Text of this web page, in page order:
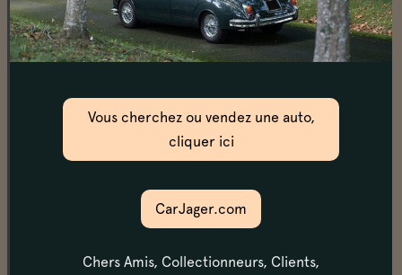
moteur, passages de roues et planchers sont en
parfait état, sans aucune corrosion visible. On
remarque que cette voiture n'est absolument pas
Moteur & transmission
d'origine (segmentation). La pression d’huile est dans
les préconisations constructeur, à chaud comme à
caractéristique et possède un ralenti stable, sans
Vous cherchez ou vendez une auto,
cliquer ici
CarJager.com
Chers Amis, Collectionneurs, Clients,